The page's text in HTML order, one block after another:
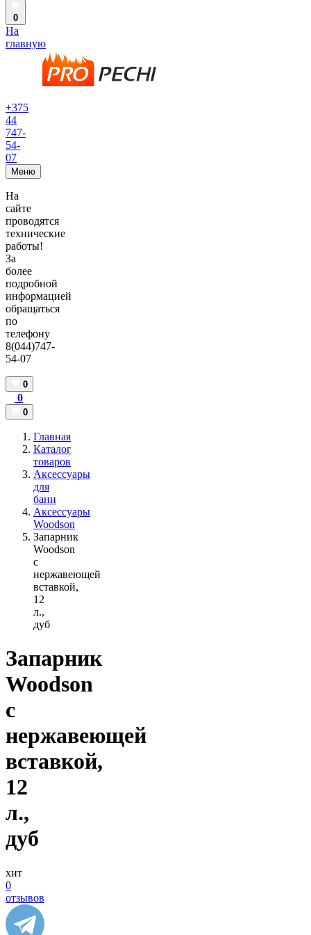
0
На
главную
+375
44
747-
54-
07
Меню
На
сайте
проводятся
технические
работы!
За
более
подробной
информацией
обращаться
по
телефону
8(044)747-
54-07
0
0
0
Главная
Каталог
товаров
Аксессуары
для
бани
Аксессуары
Woodson
Запарник
Woodson
с
нержавеющей
вставкой,
12
л.,
дуб
Запарник
Woodson
с
нержавеющей
вставкой,
12
л.,
дуб
хит
0
отзывов